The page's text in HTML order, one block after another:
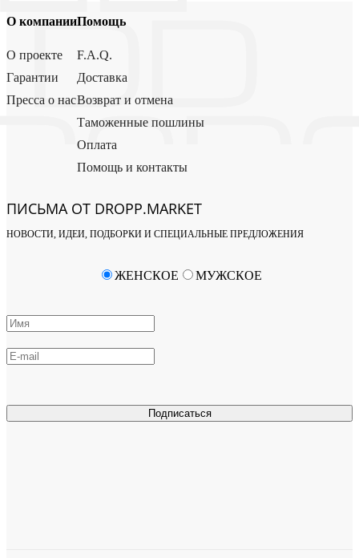
О компании
О проекте
Гарантии
Пресса о нас
Помощь
F.A.Q.
Доставка
Возврат и отмена
Таможенные пошлины
Оплата
Помощь и контакты
ПИСЬМА ОТ DROPP.MARKET
НОВОСТИ, ИДЕИ, ПОДБОРКИ И СПЕЦИАЛЬНЫЕ ПРЕДЛОЖЕНИЯ
Подписаться
ЖЕНСКОЕ МУЖСКОЕ